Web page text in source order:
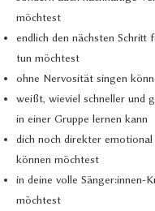
möchtest
endlich den nächsten Schritt
tun möchtest
ohne Nervosität singen
weißt, wieviel schneller und
in einer Gruppe lernen kann
dich noch direkter emotional
können möchtest
in deine volle Sänger:innen-
möchtest